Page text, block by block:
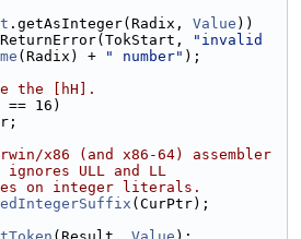
.getAsInteger(Radix, Value ))
ReturnError(TokStart,
"invalid
(Radix) + " number" );
the [hH].
== 16)
x86 (and x86-64) assembler
ignores ULL and LL
on integer literals.
(CurPtr);